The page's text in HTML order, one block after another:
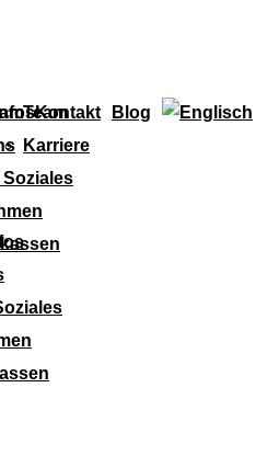
Soziales
Team
Karriere
Kontakt Blog